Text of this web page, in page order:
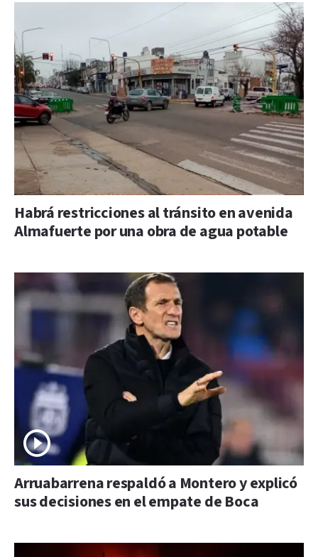
Habrá restricciones al tránsito en avenida
Almafuerte por una obra de agua potable
Arruabarrena respaldó a Montero y explicó
sus decisiones en el empate de Boca